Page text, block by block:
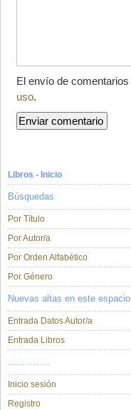
El envío de
uso.
Libros - Inicio
Búsquedas
Por Título
Por Autor/a
Por Orden Alfabético
Por Género
Nuevas altas en este espacio
Entrada Datos Autor/a
Entrada Libros
...............
Inicio sesión
Registro